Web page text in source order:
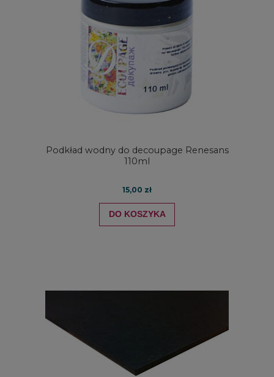
Podkład wodny do decoupage Renesans
110ml
15,00 zł
DO KOSZYKA